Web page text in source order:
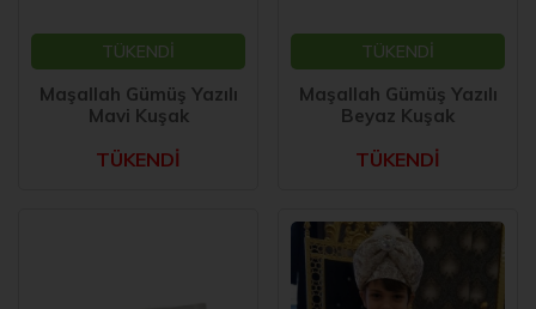
TÜKENDİ
Maşallah Gümüş Yazılı
Mavi Kuşak
TÜKENDİ
TÜKENDİ
Maşallah Gümüş Yazılı
Beyaz Kuşak
TÜKENDİ